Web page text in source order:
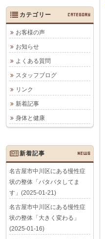
カテゴリー CATEGORY
お客様の声
お知らせ
よくある質問
スタッフブログ
リンク
新着記事
身体と健康
新着記事 NEWS
名古屋市中川区にある慢性症
状の整体「バタバタしてま
す」(2025-01-21)
名古屋市中川区にある慢性症
状の整体「大きく変わる」
(2025-01-16)